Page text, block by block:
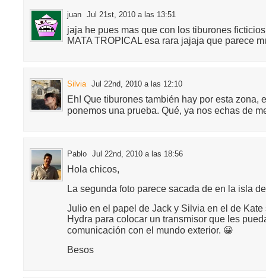
juan Jul 21st, 2010 a las 13:51
jaja he pues mas que con los tiburones
MATA TROPICAL esa rara jajaja que parece
Silvia Jul 22nd, 2010 a las 12:10
Eh! Que tiburones también hay por esta zona,
ponemos una prueba. Qué, ya nos echas de
Pablo Jul 22nd, 2010 a las 18:56
Hola chicos,
La segunda foto parece sacada de en la isla
Julio en el papel de Jack y Silvia en el de
Hydra para colocar un transmisor que les
comunicación con el mundo exterior. 😀
Besos